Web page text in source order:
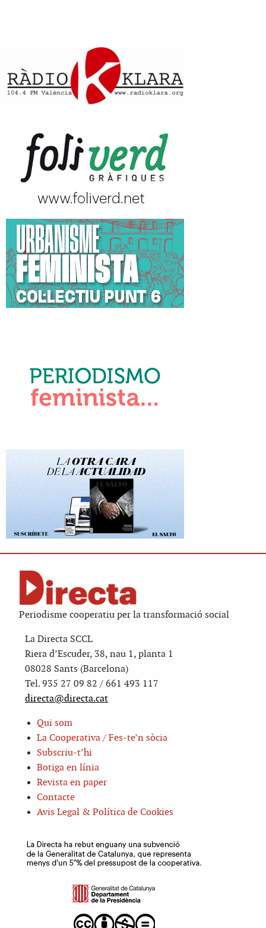
Periodisme cooperatiu per la transformació social
La Directa SCCL
Riera d’Escuder, 38, nau 1, planta 1
08028 Sants (Barcelona)
Tel. 935 27 09 82 / 661 493 117
directa@directa.cat
Qui som
La Cooperativa / Fes-te’n sòcia
Subscriu-t’hi
Botiga en línia
Revista en paper
Contacte
Avis Legal & Política de Cookies